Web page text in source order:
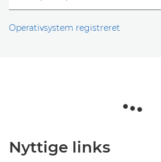
Operativsystem registreret
Nyttige links